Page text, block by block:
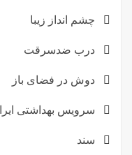
چشم انداز زیبا
درب ضدسرقت
دوش در فضای باز
سرویس بهداشتی
سند